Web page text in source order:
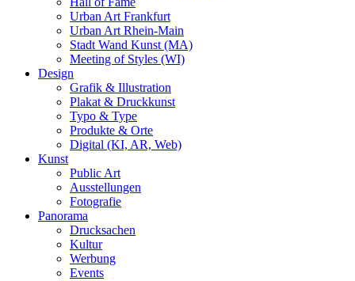
Urban Art Frankfurt
Urban Art Rhein-Main
Stadt Wand Kunst (MA)
Meeting of Styles (WI)
Design
Grafik & Illustration
Plakat & Druckkunst
Typo & Type
Produkte & Orte
Digital (KI, AR, Web)
Kunst
Public Art
Ausstellungen
Fotografie
Panorama
Drucksachen
Kultur
Werbung
Events